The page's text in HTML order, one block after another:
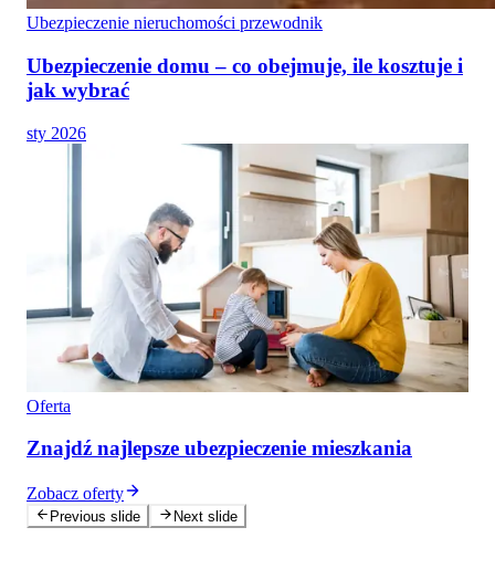
Ubezpieczenie nieruchomości przewodnik
Ubezpieczenie domu – co obejmuje, ile kosztuje i
jak wybrać
sty 2026
Oferta
Znajdź najlepsze ubezpieczenie mieszkania
Zobacz oferty
Previous slide Next slide